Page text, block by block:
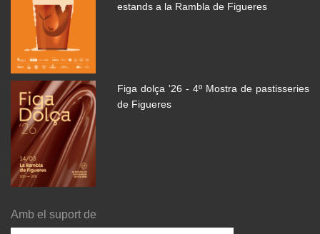
estands a la Rambla de Figueres
Figa dolça '26 - 4º Mostra de pastisseries
de Figueres
Amb el suport de